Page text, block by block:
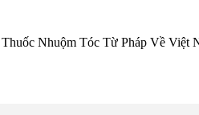
Nhuộm Tóc Từ Pháp Về Việt